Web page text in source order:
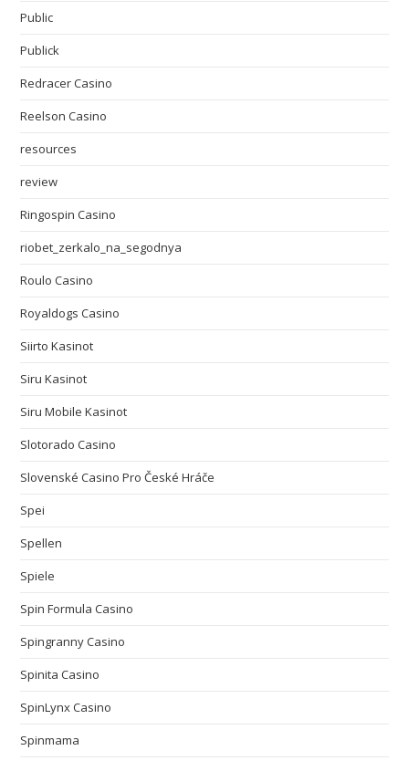
Public
Publick
Redracer Casino
Reelson Casino
resources
review
Ringospin Casino
riobet_zerkalo_na_segodnya
Roulo Casino
Royaldogs Casino
Siirto Kasinot
Siru Kasinot
Siru Mobile Kasinot
Slotorado Casino
Slovenské Casino Pro České Hráče
Spei
Spellen
Spiele
Spin Formula Casino
Spingranny Casino
Spinita Casino
SpinLynx Casino
Spinmama